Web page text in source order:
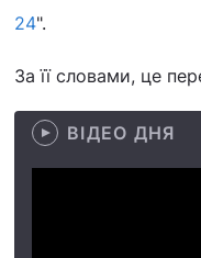
24".
За її словами, це
ВІДЕО ДНЯ